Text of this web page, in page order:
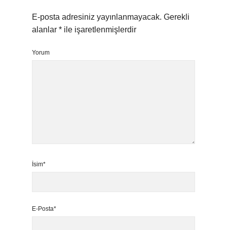
E-posta adresiniz yayınlanmayacak. Gerekli
alanlar * ile işaretlenmişlerdir
Yorum
İsim*
E-Posta*